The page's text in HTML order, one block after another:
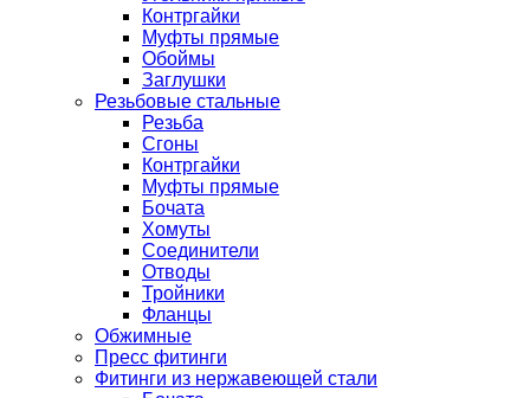
Контргайки
Муфты прямые
Обоймы
Заглушки
Резьбовые стальные
Резьба
Сгоны
Контргайки
Муфты прямые
Бочата
Хомуты
Соединители
Отводы
Тройники
Фланцы
Обжимные
Пресс фитинги
Фитинги из нержавеющей стали